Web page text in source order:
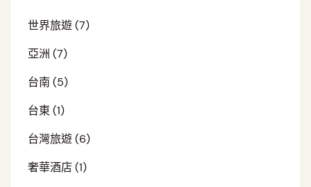
世界旅遊(7)
亞洲 (7)
台南 (5)
台東 (1)
台灣旅遊(6)
奢華酒店(1)